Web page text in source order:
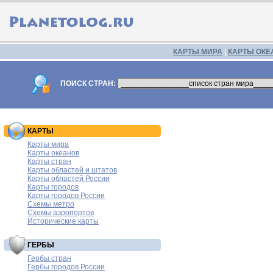
КАРТЫ МИРА КАРТЫ
ПОИСК СТРАН:
КАРТЫ
Карты мира
Карты океанов
Карты стран
Карты областей и штатов
Карты областей России
Карты городов
Карты городов России
Схемы метро
Схемы аэропортов
Исторические карты
ГЕРБЫ
Гербы стран
Гербы городов России